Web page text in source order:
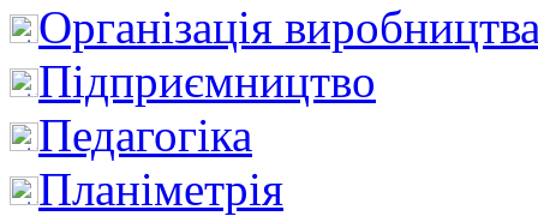
Організація
Підприємництво
Педагогіка
Планіметрія